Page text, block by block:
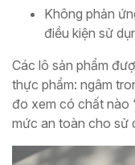
Không phản
điều kiện sử
Các lô sản phẩm
thực phẩm: ngâm
đo xem có chất nào
mức an toàn cho sử